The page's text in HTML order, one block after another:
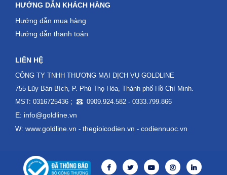
HƯỚNG DẪN KHÁCH HÀNG
Hướng dẫn mua hàng
Hướng dẫn thanh toán
LIÊN HỆ
CÔNG TY TNHH THƯƠNG MẠI DỊCH VỤ GOLDLINE
755 Lũy Bán Bích, P. Phú Thọ Hòa, Thành phố Hồ Chí Minh.
MST: 0316725436 ;
0909.924.582 - 0333.799.866
E: info@goldline.vn
W: www.goldline.vn - thegioicodien.vn - codiennuoc.vn